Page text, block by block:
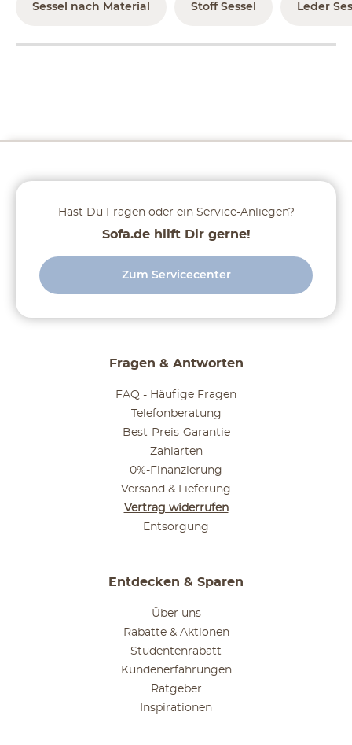
Sessel nach Material Stoff Sessel Leder
Fragen & Antworten
FAQ - Häufige Fragen
Telefonberatung
Best-Preis-Garantie
Zahlarten
0%-Finanzierung
Versand & Lieferung
Vertrag widerrufen
Entsorgung
Entdecken & Sparen
Über uns
Rabatte & Aktionen
Studentenrabatt
Kundenerfahrungen
Ratgeber
Inspirationen
Hast Du Fragen oder ein Service-Anliegen?
Sofa.de hilft Dir gerne!
Zum Servicecenter